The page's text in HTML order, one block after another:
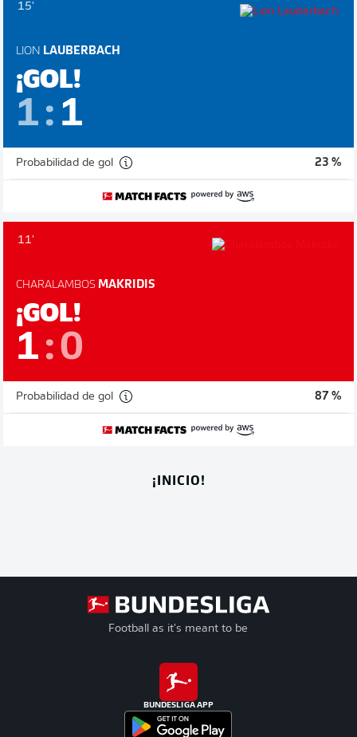
15'
LION LAUBERBACH
¡GOL!
1: 1
Probabilidad de gol 23 %
11'
CHARALAMBOS MAKRIDIS
¡GOL!
1:0
Probabilidad de gol 87 %
¡INICIO!
Football as it's meant to be
BUNDESLIGA APP